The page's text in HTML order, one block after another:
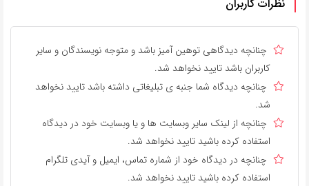
نظرات کاربران
چنانچه دیدگاهی توهین آمیز باشد و متوجه نویسندگان و سایر
کاربران باشد تایید نخواهد شد.
چنانچه دیدگاه شما جنبه ی تبلیغاتی داشته باشد تایید نخواهد
شد.
چنانچه از لینک سایر وبسایت ها و یا وبسایت خود در دیدگاه
استفاده کرده باشید تایید نخواهد شد.
چنانچه در دیدگاه خود از شماره تماس، ایمیل و آیدی تلگرام
استفاده کرده باشید تایید نخواهد شد.